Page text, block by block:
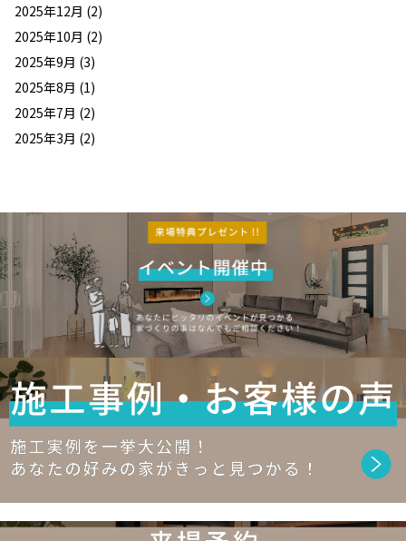
2025年12月 (2)
2025年10月 (2)
2025年9月 (3)
2025年8月 (1)
2025年7月 (2)
2025年3月 (2)